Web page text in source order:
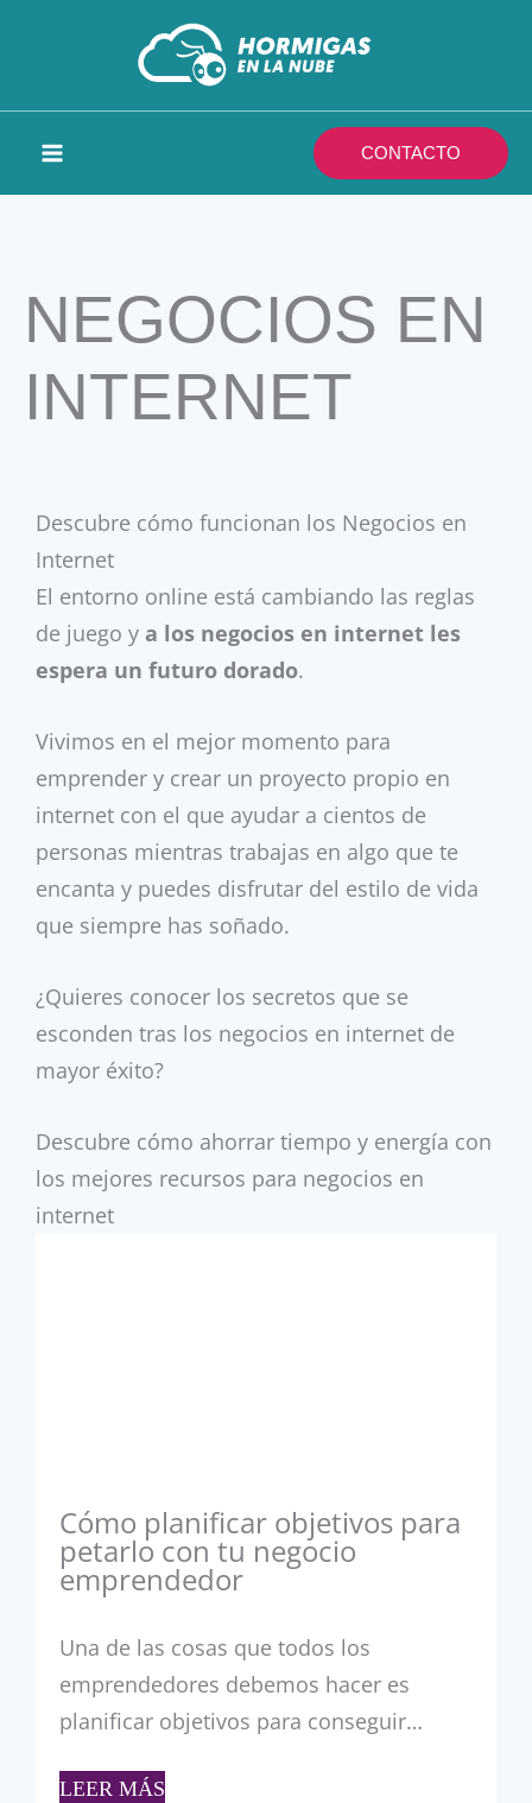
CONTACTO
NEGOCIOS EN
INTERNET
Descubre cómo funcionan los Negocios en
Internet
El entorno online está cambiando las reglas
de juego y a los negocios en internet les
espera un futuro dorado.
Vivimos en el mejor momento para
emprender y crear un proyecto propio en
internet con el que ayudar a cientos de
personas mientras trabajas en algo que te
encanta y puedes disfrutar del estilo de vida
que siempre has soñado.
¿Quieres conocer los secretos que se
esconden tras los negocios en internet de
mayor éxito?
Descubre cómo ahorrar tiempo y energía con
los mejores recursos para negocios en
internet
Cómo planificar objetivos para
petarlo con tu negocio
emprendedor
Una de las cosas que todos los
emprendedores debemos hacer es
planificar objetivos para conseguir…
LEER MÁS